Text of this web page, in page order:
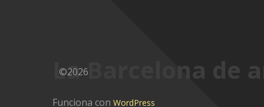
La Barcelona de
©2026
Funciona con WordPress